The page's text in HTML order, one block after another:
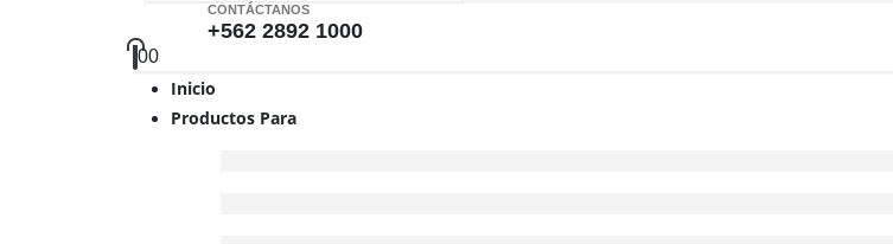
CONTÁCTANOS
+562 2892 1000
00
Inicio
Productos Para